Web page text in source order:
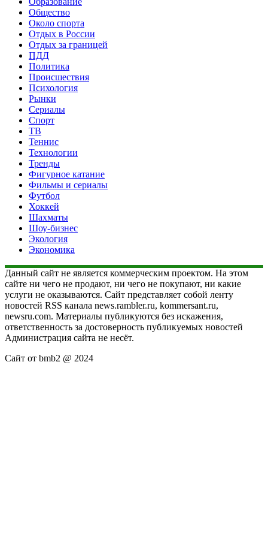
Общество
Около спорта
Отдых в России
Отдых за границей
ПДД
Политика
Происшествия
Психология
Рынки
Сериалы
Спорт
ТВ
Теннис
Технологии
Тренды
Фигурное катание
Фильмы и сериалы
Футбол
Хоккей
Шахматы
Шоу-бизнес
Экология
Экономика
Данный сайт не является коммерческим проектом. На этом
сайте ни чего не продают, ни чего не покупают, ни какие
услуги не оказываются. Сайт представляет собой ленту
новостей RSS канала news.rambler.ru, kommersant.ru,
newsru.com. Материалы публикуются без искажения,
ответственность за достоверность публикуемых новостей
Администрация сайта не несёт.
Сайт от bmb2 @ 2024